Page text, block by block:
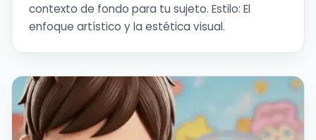
contexto de fondo para tu sujeto. Estilo: El
enfoque artístico y la estética visual.